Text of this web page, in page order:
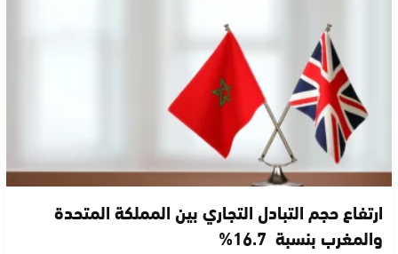
ارتفاع حجم التبادل التجاري بين المملكة المتحدة
والمغرب بنسبة 16.7%